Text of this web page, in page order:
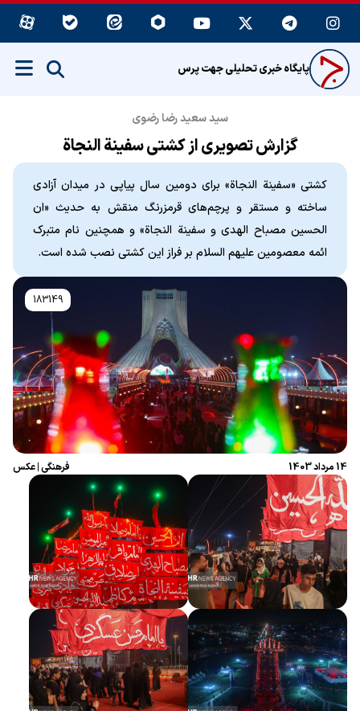
پایگاه خبری تحلیلی جهت پرس
سید سعید رضا رضوی
گزارش تصویری از کشتی سفینة النجاة
کشتی «سفینة النجاة» برای دومین سال پیاپی در میدان آزادی
ساخته و مستقر و پرچم‌های قرمزرنگ منقش به حدیث «ان
الحسین مصباح الهدی و سفینة النجاة» و همچنین نام متبرک
ائمه معصومین علیهم السلام بر فراز این کشتی نصب شده است.
183149
14 مرداد 1403 فرهنگی|عکس